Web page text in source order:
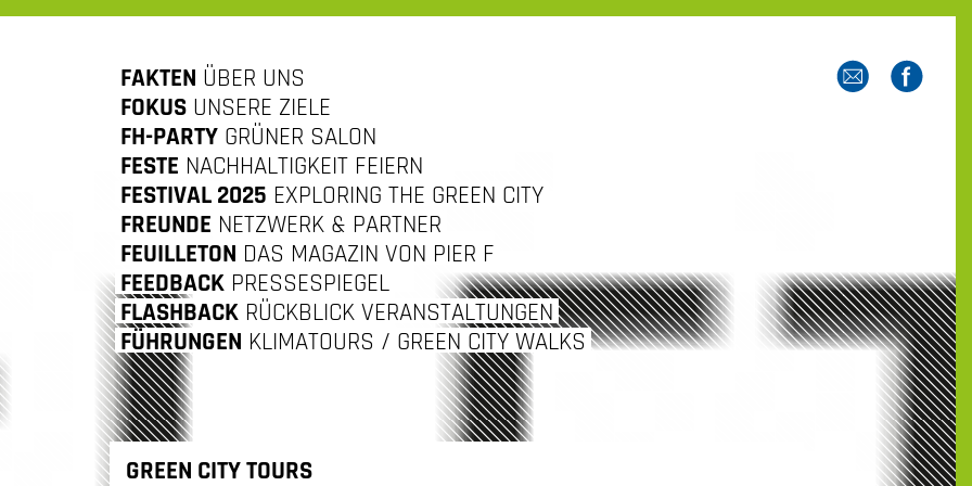
FAKTEN ÜBER UNS
FOKUS UNSERE ZIELE
FH-PARTY GRÜNER SALON
FESTE NACHHALTIGKEIT FEIERN
FESTIVAL 2025 EXPLORING THE GREEN CITY
FREUNDE NETZWERK & PARTNER
FEUILLETON DAS MAGAZIN VON PIER F
FEEDBACK PRESSESPIEGEL
FLASHBACK RÜCKBLICK VERANSTALTUNGEN
FÜHRUNGEN KLIMATOURS / GREEN CITY WALKS
GREEN CITY TOURS